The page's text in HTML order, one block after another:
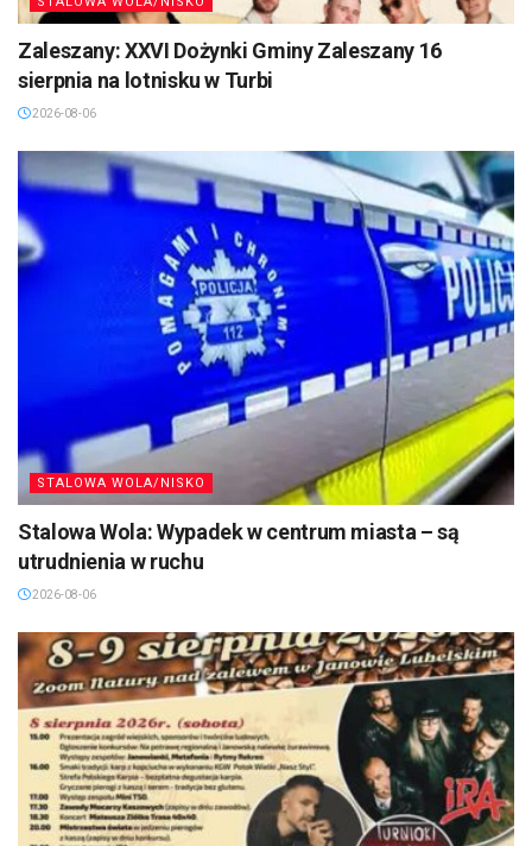
Zaleszany: XXVI Dożynki Gminy Zaleszany 16
sierpnia na lotnisku w Turbi
2026-08-06
STALOWA WOLA/NISKO
Stalowa Wola: Wypadek w centrum miasta – są
utrudnienia w ruchu
2026-08-06